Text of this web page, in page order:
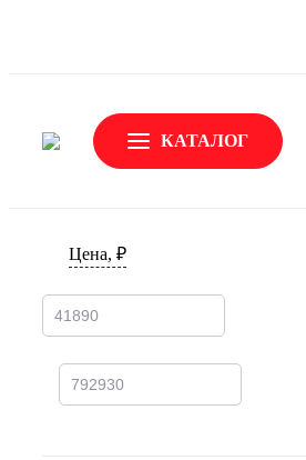
КАТАЛОГ
Цена, ₽